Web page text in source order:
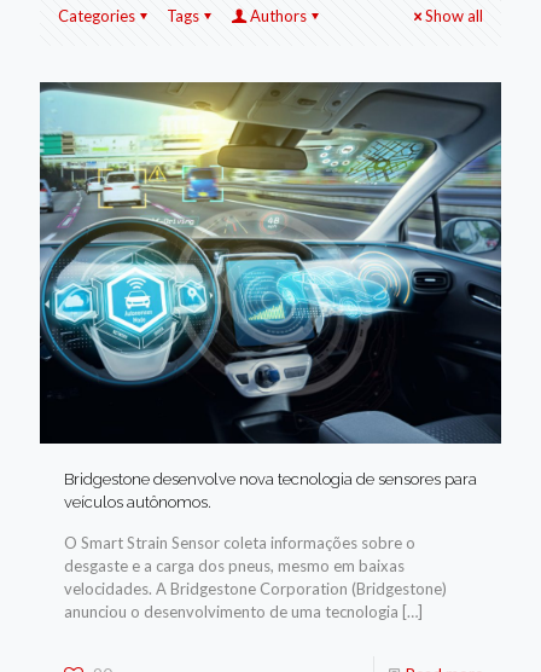
Categories Tags Authors Show all
Bridgestone desenvolve nova tecnologia de sensores para
veículos autônomos.
O Smart Strain Sensor coleta informações sobre o
desgaste e a carga dos pneus, mesmo em baixas
velocidades. A Bridgestone Corporation (Bridgestone)
anunciou o desenvolvimento de uma tecnologia […]